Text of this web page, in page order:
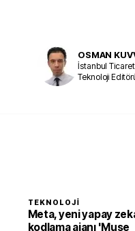
OSMAN
İstanbul
Teknoloji
TEKNOLOJI
Meta, yeni yapay
kodlama ajanı 'Muse